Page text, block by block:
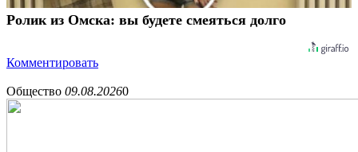
Ролик из Омска: вы будете смеяться долго
Комментировать
Общество 09.08.20260